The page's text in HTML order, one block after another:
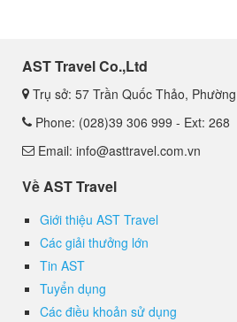
AST Travel Co.,Ltd
Trụ sở: 57 Trần Quốc Thảo,
Phone: (028)39 306 999 - Ext: 268
Email: info@asttravel.com.vn
Về AST Travel
Giới thiệu AST Travel
Các giải thưởng lớn
Tin AST
Tuyển dụng
Các điều khoản sử dụng